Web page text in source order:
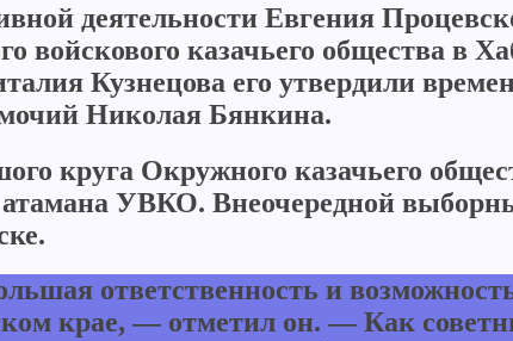
деятельности Евгения
войскового казачьего общества в
Кузнецова его утвердили
Николая Бянкина.
круга Окружного казачьего
атамана УВКО. Внеочередной
ответственность и
крае, — отметил он. — Как